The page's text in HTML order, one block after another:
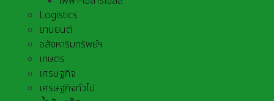
Logistics
ยานยนต์
อสังหาริมทรัพย์ฯ
เกษตร
เศรษฐกิจ
เศรษฐกิจทั่วไป